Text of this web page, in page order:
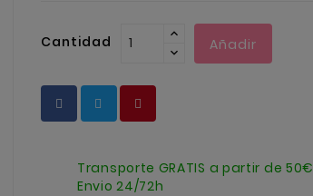
Cantidad Añadir
Transporte GRATIS a partir de 50€
Envio 24/72h